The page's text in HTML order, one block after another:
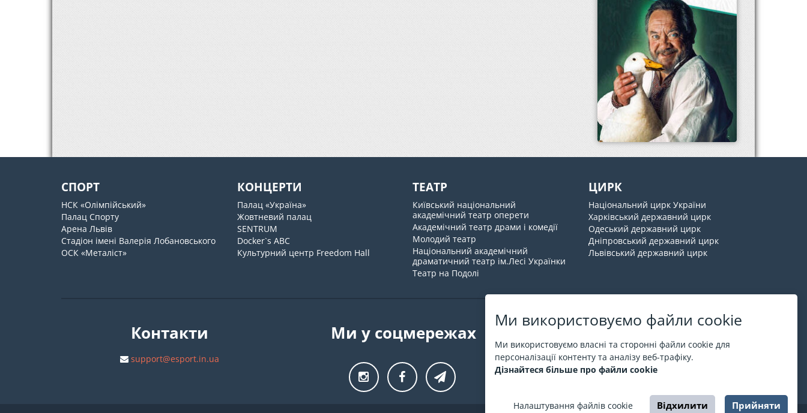
Ми використовуємо файли cookie
Ми використовуємо власні та сторонні файли cookie для
персоналізації контенту та аналізу веб-трафіку.
Дізнайтеся більше про файли cookie
Налаштування файлів cookie Відхилити Прийняти
СПОРТ
НСК «Олімпійський»
Палац Спорту
Арена Львів
Стадіон імені Валерія Лобановського
ОСК «Металіст»
КОНЦЕРТИ
Палац «Україна»
Жовтневий палац
SENTRUM
Docker`s ABC
Культурний центр Freedom Hall
ТЕАТР
Київський національний
академічний театр оперети
Академічний театр драми і комедії
Молодий театр
Національний академічний
драматичний театр ім.Лесі Українки
Театр на Подолі
ЦИРК
Національний цирк України
Харківський державний цирк
Одеський державний цирк
Дніпровський державний цирк
Львівський державний цирк
Контакти
support@esport.in.ua
Ми у соцмережах Про ESPORT.in.ua
На ESPORT.in.ua представлена афіша Києва та
інших міст України. Всі квитки продаються